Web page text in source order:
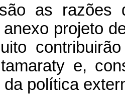
as razões
projeto
e,
política